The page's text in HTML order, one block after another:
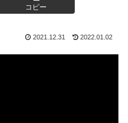
コピー
2021.12.31 2022.01.02